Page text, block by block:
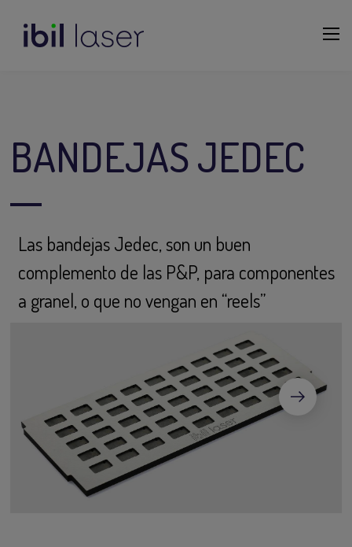
BANDEJAS JEDEC
Las bandejas Jedec, son un buen
complemento de las P&P, para componentes
a granel, o que no vengan en “reels”